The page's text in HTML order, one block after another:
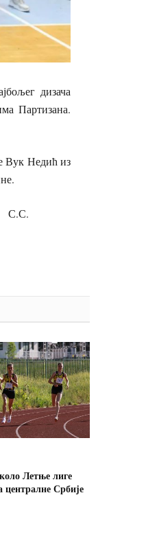
дизача
Партизана.
Вук Недић из
Летње лиге
централне Србије